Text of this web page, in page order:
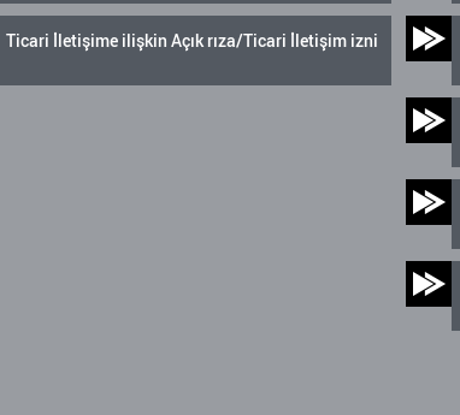
Ticari İletişime ilişkin Açık rıza/Ticari İletişim izni